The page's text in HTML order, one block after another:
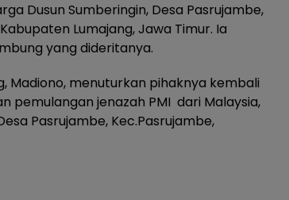
Dusun Sumberingin, Desa Pasrujambe,
Lumajang, Jawa Timur. Ia
yang dideritanya.
Madiono, menuturkan pihaknya kembali
pemulangan jenazah PMI dari Malaysia,
Pasrujambe, Kec.Pasrujambe,